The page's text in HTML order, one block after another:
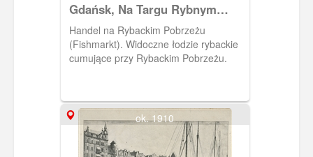
Gdańsk, Na Targu Rybnym
(Fishmarkt)
Handel na Rybackim Pobrzeżu
(Fishmarkt). Widoczne łodzie rybackie
cumujące przy Rybackim Pobrzeżu.
ok. 1910